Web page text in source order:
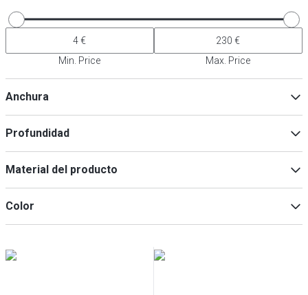
Min. Price Max. Price
Anchura
Profundidad
Material del producto
Acero al cromo-níquel
Color